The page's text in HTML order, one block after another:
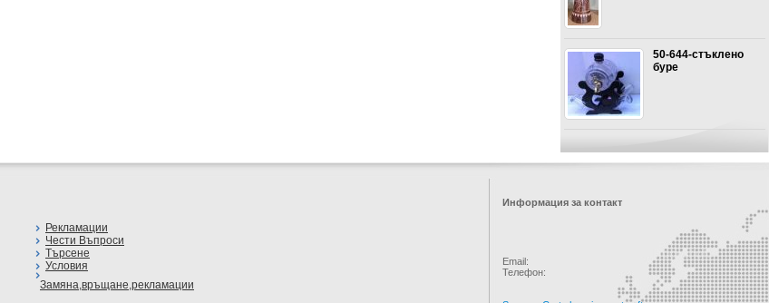
50-644-стъклено
буре
Рекламации
Чести Въпроси
Търсене
Условия
Замяна,връщане,рекламации
Информация за контакт
Email:
Телефон: